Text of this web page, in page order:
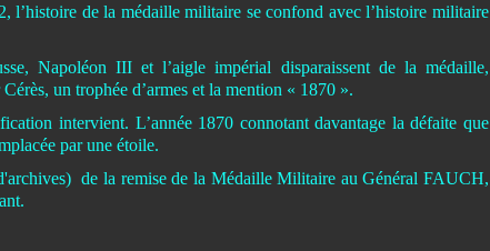
l’histoire de la médaille militaire se confond avec l’histoire militaire
Napoléon III et l’aigle impérial disparaissent de la médaille,
un trophée d’armes et la mention « 1870 ».
intervient. L’année 1870 connotant davantage la défaite que
par une étoile.
de la remise de la Médaille Militaire au Général FAUCH,